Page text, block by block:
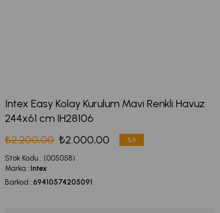
Intex Easy Kolay Kurulum Mavi Renkli Havuz
244x61 cm IH28106
₺2.200,00 ₺2.000,00 %9
Stok Kodu
(005058)
Marka : Intex
Barkod : 69410574205091